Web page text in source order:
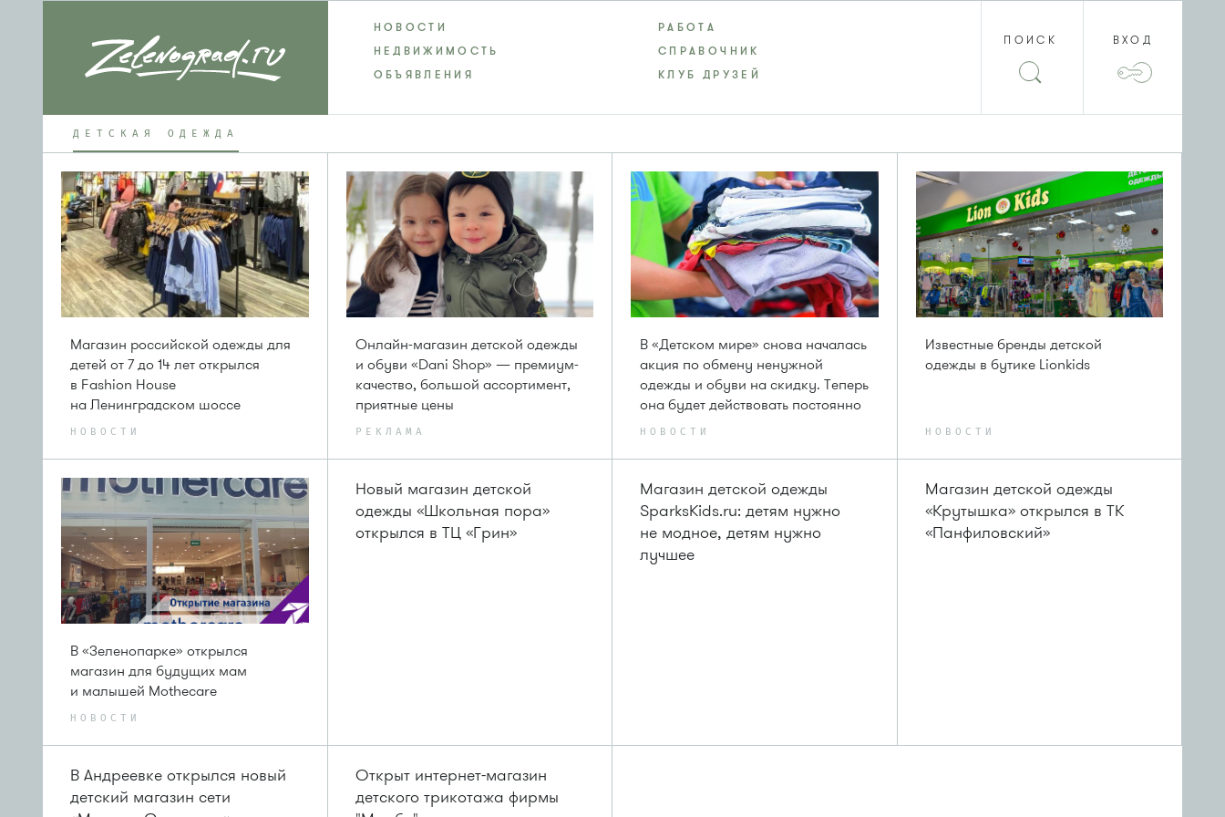
НОВОСТИ
ДЕТСКАЯ ОДЕЖДА
РАБОТА
НЕДВИЖИМОСТЬ
СПРАВОЧНИК
ОБЪЯВЛЕНИЯ
КЛУБ ДРУЗЕЙ
ПОИСК ВХОД
Магазин российской одежды для
детей от 7 до 14 лет открылся
в Fashion House
на Ленинградском шоссе
НОВОСТИ
Онлайн-магазин детской одежды
и обуви «Dani Shop» — премиум-
качество, большой ассортимент,
приятные цены
РЕКЛАМА
В «Детском мире» снова началась
акция по обмену ненужной
одежды и обуви на скидку. Теперь
она будет действовать постоянно
НОВОСТИ
Известные бренды детской
одежды в бутике Lionkids
НОВОСТИ
В «Зеленопарке» открылся
магазин для будущих мам
и малышей Mothecare
НОВОСТИ
Новый магазин детской
одежды «Школьная пора»
открылся в ТЦ «Грин»
Магазин детской одежды
SparksKids.ru: детям нужно
не модное, детям нужно
лучшее
Магазин детской одежды
«Крутышка» открылся в ТК
«Панфиловский»
В Андреевке открылся новый
детский магазин сети
Открыт интернет-магазин
детского трикотажа фирмы